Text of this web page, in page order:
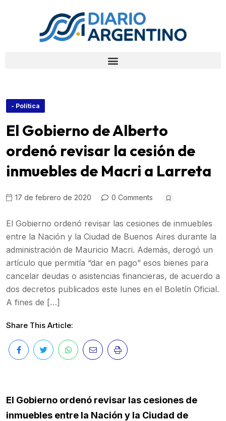
- Política
El Gobierno de Alberto
ordenó revisar la cesión de
inmuebles de Macri a Larreta
17 de febrero de 2020 0 Comments
El Gobierno ordenó revisar las cesiones de inmuebles
entre la Nación y la Ciudad de Buenos Aires durante la
administración de Mauricio Macri​. Además, derogó un
artículo que permitía “dar en pago” esos bienes para
cancelar deudas o asistencias financieras, de acuerdo a
dos decretos publicados este lunes en el Boletín Oficial.
A fines de […]
Share This Article:
El Gobierno ordenó revisar las cesiones de
inmuebles entre la Nación y la Ciudad de